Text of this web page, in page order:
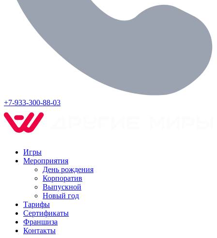
+7-933-300-88-03
Игры
Мероприятия
День рождения
Корпоратив
Выпускной
Новый год
Тарифы
Сертификаты
Франшиза
Контакты